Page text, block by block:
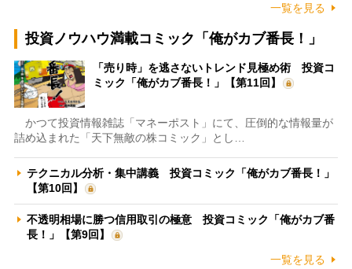
一覧を見る
投資ノウハウ満載コミック「俺がカブ番長！」
「売り時」を逃さないトレンド見極め術 投資コ
ミック「俺がカブ番長！」【第11回】
かつて投資情報雑誌「マネーポスト」にて、圧倒的な情報量が
詰め込まれた「天下無敵の株コミック」とし…
テクニカル分析・集中講義 投資コミック「俺がカブ番長！」
【第10回】
不透明相場に勝つ信用取引の極意 投資コミック「俺がカブ番
長！」【第9回】
一覧を見る